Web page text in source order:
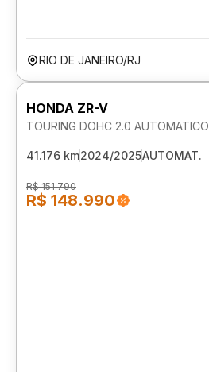
RIO DE JANEIRO/RJ
HONDA ZR-V
TOURING DOHC 2.0 AUTOMATICO
41.176 km2024/2025AUTOMAT.
R$ 151.790
R$ 148.990